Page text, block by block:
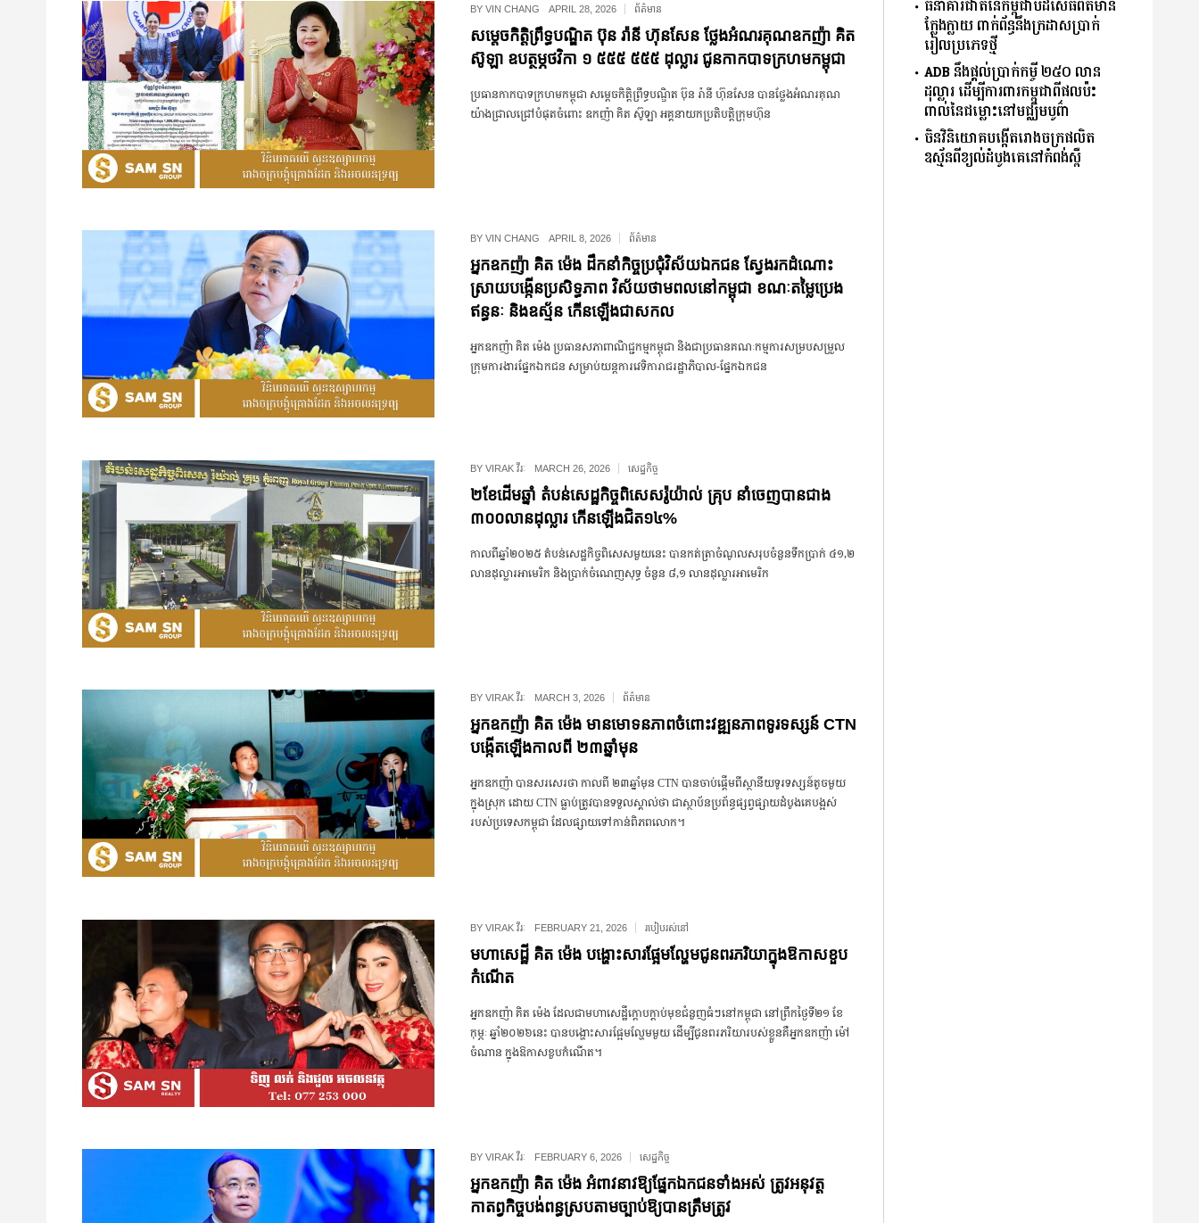
BYVIN CHANG APRIL 28, 2026 ព័ត៌មាន
សម្តេចកិត្តិព្រឹទ្ធបណ្ឌិត ប៊ុន រ៉ានី ហ៊ុនសែន ថ្លែងអំណរគុណឧកញ៉ា គិត
ស៊ូឡា ឧបត្ថម្ភថវិកា ១ ៥៥៥ ៥៥៥ ដុល្លារ ជូនកាកបាទក្រហមកម្ពុជា
ប្រធាន​កាកបាទ​ក្រហម​កម្ពុជា សម្ដេច​កិត្តិ​ព្រឹទ្ធ​បណ្ឌិត ប៊ុន រ៉ានី ហ៊ុនសែន បាន​ថ្លែង​អំណរគុណ​
យ៉ាង​ជ្រាលជ្រៅ​បំផុត​ចំពោះ ឧកញ៉ា គិត ស៊ូឡា អគ្គ​នាយក​ប្រតិបត្តិ​ក្រុមហ៊ុន
BYVIN CHANG APRIL 8, 2026 ព័ត៌មាន
អ្នកឧកញ៉ា គិត ម៉េង ដឹកនាំកិច្ចប្រជុំវិស័យឯកជន ស្វែងរកដំណោះ
ស្រាយបង្កើនប្រសិទ្ធភាព វិស័យថាមពលនៅកម្ពុជា ខណៈតម្លៃប្រេង
ឥន្ធនៈ និងឧស្ម័ន កើនឡើងជាសកល
អ្នកឧកញ៉ា គិត ម៉េង ប្រធានសភាពាណិជ្ជកម្មកម្ពុជា និង​ជា​ប្រធាន​គណៈកម្មការ​សម្របសម្រួល​
ក្រុម​ការងារ​ផ្នែក​ឯកជន សម្រាប់​យន្តការ​វេទិកា​រាជរដ្ឋាភិបាល-ផ្នែក​ឯកជន
BYVIRAK វីរៈ MARCH 26, 2026 សេដ្ឋកិច្ច
២ខែដើមឆ្នាំ តំបន់សេដ្ឋកិច្ចពិសេសរ៉ូយ៉ាល់ គ្រុប នាំចេញបានជាង
៣០០លានដុល្លារ កើនឡើងជិត១៤%
កាលពីឆ្នាំ២០២៥ តំបន់សេដ្ឋកិច្ចពិសេសមួយនេះ បានកត់ត្រាចំណូលសរុបចំនួនទឹកប្រាក់ ៤១,២
លានដុល្លារអាមេរិក និងប្រាក់ចំណេញសុទ្ធ ចំនួន ៨,១ លានដុល្លារអាមេរិក
BYVIRAK វីរៈ MARCH 3, 2026 ព័ត៌មាន
អ្នកឧកញ៉ា គិត ម៉េង មានមោទនភាពចំពោះវឌ្ឍនភាពទូរទស្សន៍ CTN
បង្កើតឡើងកាលពី ២៣ឆ្នាំមុន
អ្នកឧកញ៉ា បានសរសេរថា កាលពី ២៣ឆ្នាំមុន CTN បានចាប់ផ្តើមពីស្ថានីយទូរទស្សន៍តូចមួយ
ក្នុងស្រុក ដោយ CTN ធ្លាប់ត្រូវបានទទួលស្គាល់ថា ជាស្ថាប័នប្រព័ន្ធផ្សព្វផ្សាយដំបូងគេបង្អស់
របស់ប្រទេសកម្ពុជា ដែលផ្សាយទៅកាន់ពិភពលោក។
BYVIRAK វីរៈ FEBRUARY 21, 2026 របៀបរស់នៅ
មហាសេដ្ឋី គិត ម៉េង បង្ហោះសារផ្អែមល្ហែមជូនពរភរិយាក្នុងឱកាសខួប
កំណើត
អ្នកឧកញ៉ា គិត ម៉េង ដែលជាមហាសេដ្ឋីក្ដោបក្ដាប់មុខជំនួញធំៗនៅកម្ពុជា នៅព្រឹកថ្ងៃទី២១ ខែ
កុម្ភៈ ឆ្នាំ២០២៦នេះ បានបង្ហោះសារផ្អែមល្ហែមមួយ ដើម្បីជូនពរភរិយារបស់ខ្លួនគឺអ្នកឧកញ៉ា ម៉ៅ
ចំណាន ក្នុងឱកាសខួបកំណើត។
BYVIRAK វីរៈ FEBRUARY 6, 2026 សេដ្ឋកិច្ច
អ្នកឧកញ៉ា គិត ម៉េង អំពាវនាវឱ្យផ្នែកឯកជនទាំងអស់ ត្រូវអនុវត្ត
កាតព្វកិច្ចបង់ពន្ធស្របតាមច្បាប់ឱ្យបានត្រឹមត្រូវ
ធនាគារ​ជាតិ​នៃ​កម្ពុជា​បដិសេធ​ព័ត៌មាន​
ក្លែងក្លាយ ​ពាក់ព័ន្ធ​នឹង​ក្រដាស​ប្រាក់​
រៀល​ប្រភេទ​ថ្មី​
ADB​ ​នឹង​ផ្តល់​ប្រាក់​កម្ចី ​២៥០​ ​លាន​
ដុល្លារ ​ដើម្បី​ការពារ​កម្ពុជា​ពី​ផលប៉ះ
ពាល់​នៃ​ជម្លោះ​នៅ​មជ្ឈិមបូព៌ា
ចិនវិនិយោគបង្កើតរោងចក្រផលិត
ឧស្ម័នពីខ្យល់ដំបូងគេនៅកំពង់ស្ពឺ